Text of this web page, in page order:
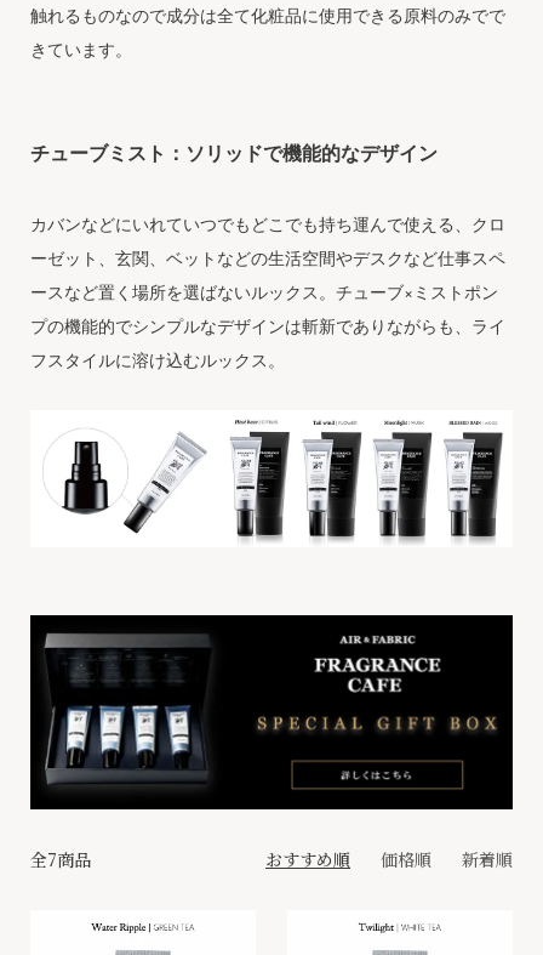
触れるものなので成分は全て化粧品に使用できる原料のみでで
きています。
チューブミスト：ソリッドで機能的なデザイン
カバンなどにいれていつでもどこでも持ち運んで使える、クロ
ーゼット、玄関、ベットなどの生活空間やデスクなど仕事スペ
ースなど置く場所を選ばないルックス。チューブ×ミストポン
プの機能的でシンプルなデザインは斬新でありながらも、ライ
フスタイルに溶け込むルックス。
全7商品 おすすめ順 価格順 新着順